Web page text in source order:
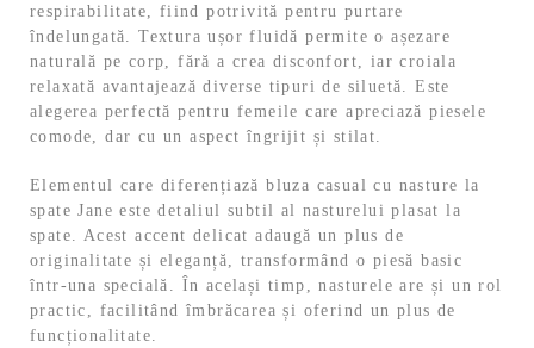
respirabilitate, fiind potrivită pentru purtare
îndelungată. Textura ușor fluidă permite o așezare
naturală pe corp, fără a crea disconfort, iar croiala
relaxată avantajează diverse tipuri de siluetă. Este
alegerea perfectă pentru femeile care apreciază piesele
comode, dar cu un aspect îngrijit și stilat.
Elementul care diferențiază bluza casual cu nasture la
spate Jane este detaliul subtil al nasturelui plasat la
spate. Acest accent delicat adaugă un plus de
originalitate și eleganță, transformând o piesă basic
într-una specială. În același timp, nasturele are și un rol
practic, facilitând îmbrăcarea și oferind un plus de
funcționalitate.